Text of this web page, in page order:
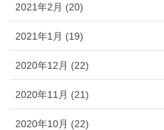
2021年2月 (20)
2021年1月 (19)
2020年12月 (22)
2020年11月 (21)
2020年10月 (22)